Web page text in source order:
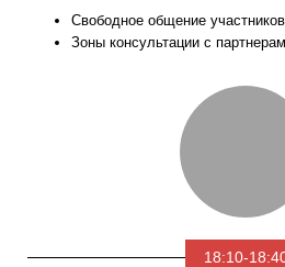
18:10-
Свободное общение
Зоны консультации с